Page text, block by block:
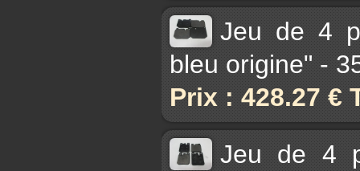
Jeu de 4
bleu origine" -
Prix : 428.27 €
Jeu de 4